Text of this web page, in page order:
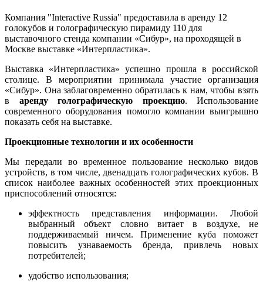
Компания "Interactive Russia" предоставила в аренду 12
голокубов и голографическую пирамиду 110 для
выставочного стенда компании «Сибур», на проходящей в
Москве выставке «Интерпластика».
Выставка «Интерпластика» успешно прошла в российской
столице. В мероприятии принимала участие организация
«Сибур». Она заблаговременно обратилась к нам, чтобы взять
в аренду голографическую проекцию. Использование
современного оборудования помогло компании выигрышно
показать себя на выставке.
Проекционные технологии и их особенности
Мы передали во временное пользование несколько видов
устройств, в том числе, двенадцать голографических кубов. В
список наиболее важных особенностей этих проекционных
приспособлений относятся:
эффектность представления информации. Любой
выбранный объект словно витает в воздухе, не
поддерживаемый ничем. Применение куба поможет
повысить узнаваемость бренда, привлечь новых
потребителей;
удобство использования;